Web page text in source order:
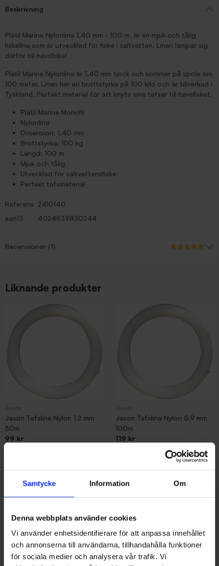
Samtycke Information Om
Denna webbplats använder cookies
Vi använder enhetsidentifierare för att anpassa innehållet
och annonserna till användarna, tillhandahålla funktioner
för sociala medier och analysera vår trafik. Vi
Beskrivning
Platil Marine Nylonlina 1,40 mm - 100 m, är en mjuk och tålig
fiskelina som är utvecklad för fiske i saltvatten. Linan lämpar sig
därför till havsfiske!
Platil Marine Nylonlina är 1,40 mm tjock och kommer på spole om
100 meter. Linan har en brottstyrka på 100 kilo och är tillverkad i
Tyskland. Perfekt material för att knyta sina tafsar till havsfisket.
Platil Marine Monofil
Nylonlina
Dimension: 1,40 mm
Brottstyrka: 100 kg
Längd: 100 m
Mjuk och tålig
Utvecklad för saltvattensfiske
Perfekt tafsmaterial
Referens 2410140
ean13
4024939830244
Recensioner (1)
Liknande produkter
Jaxon Tafslina Nylon 1,2 mm
50m
99 kr
Jaxon Tafslina Nylon 0,9 mm
100m
119 kr